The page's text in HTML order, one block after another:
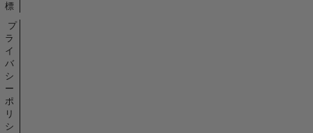
標
プ
ラ
イ
バ
シ
ー
ポ
リ
シ